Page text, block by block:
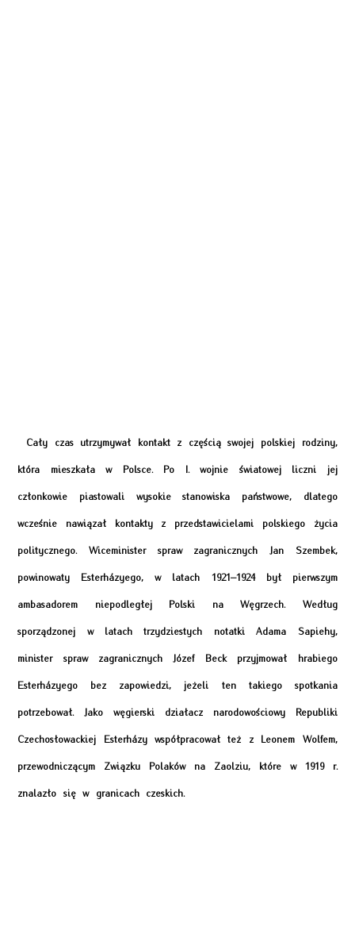
Cały czas utrzymywał kontakt z częścią swojej polskiej rodziny,
która mieszkała w Polsce. Po I. wojnie światowej liczni jej
członkowie piastowali wysokie stanowiska państwowe, dlatego
wcześnie nawiązał kontakty z przedstawicielami polskiego życia
politycznego. Wiceminister spraw zagranicznych Jan Szembek,
powinowaty Esterházyego, w latach 1921–1924 był pierwszym
ambasadorem niepodległej Polski na Węgrzech. Według
sporządzonej w latach trzydziestych notatki Adama Sapiehy,
minister spraw zagranicznych Józef Beck przyjmował hrabiego
Esterházyego bez zapowiedzi, jeżeli ten takiego spotkania
potrzebował. Jako węgierski działacz narodowościowy Republiki
Czechosłowackiej Esterházy współpracował też z Leonem Wolfem,
przewodniczącym Związku Polaków na Zaolziu, które w 1919 r.
znalazło się w granicach czeskich.